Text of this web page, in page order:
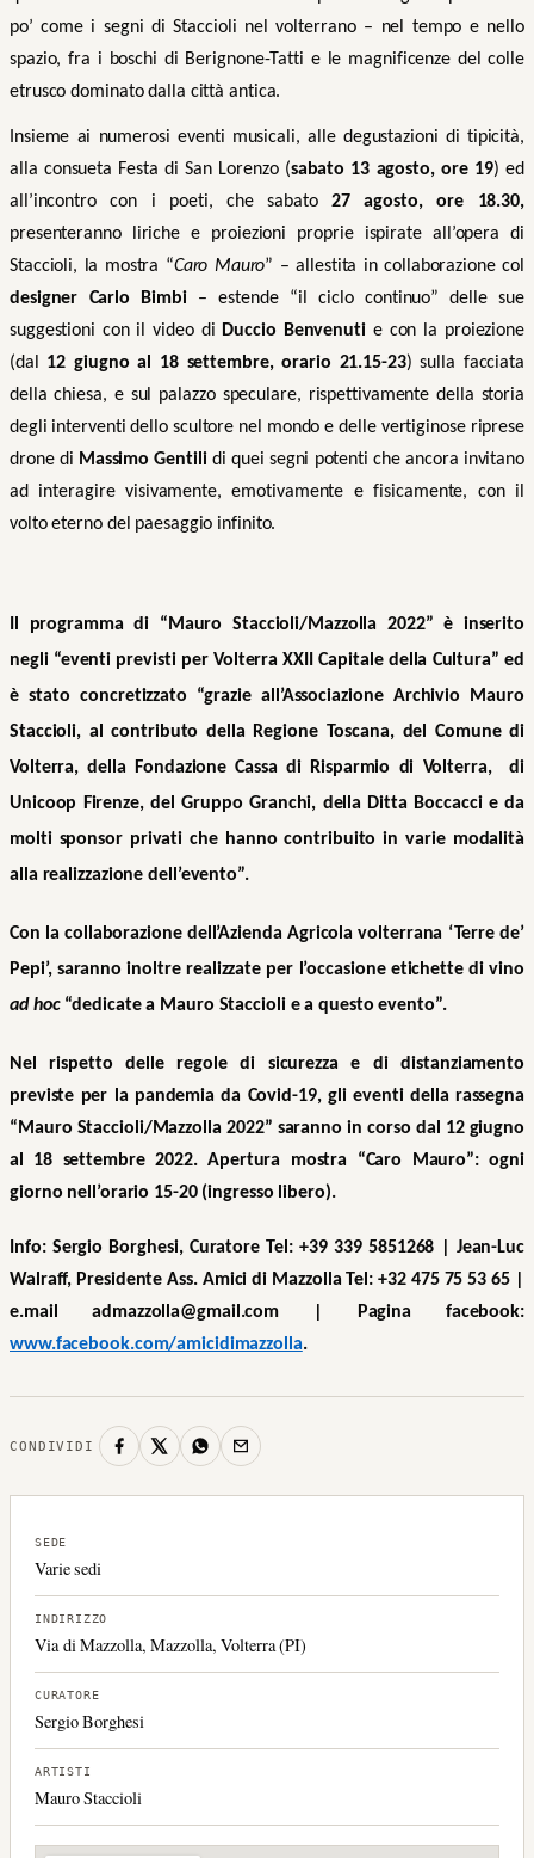
po’ come i segni di Staccioli nel volterrano – nel tempo e nello
spazio, fra i boschi di Berignone-Tatti e le magnificenze del colle
etrusco dominato dalla città antica.
Insieme ai numerosi eventi musicali, alle degustazioni di tipicità,
alla consueta Festa di San Lorenzo (sabato 13 agosto, ore 19) ed
all’incontro con i poeti, che sabato27 agosto, ore 18.30,
presenteranno liriche e proiezioni proprie ispirate all’opera di
Staccioli, la mostra “Caro Mauro” – allestita in collaborazione col
designer Carlo Bimbi– estende “il ciclo continuo” delle sue
suggestioni con il video di Duccio Benvenutie con la proiezione
(dal 12 giugno al 18 settembre, orario 21.15-23) sulla facciata
della chiesa, e sul palazzo speculare, rispettivamente della storia
degli interventi dello scultore nel mondo e delle vertiginose riprese
drone di Massimo Gentilidi quei segni potenti che ancora invitano
ad interagire visivamente, emotivamente e fisicamente, con il
volto eterno del paesaggio infinito.
Il programma di “Mauro Staccioli/Mazzolla 2022” è inserito
negli “eventi previsti per Volterra XXII Capitale della Cultura” ed
è stato concretizzato “grazie all’Associazione Archivio Mauro
Staccioli, al contributo della Regione Toscana, del Comune di
Volterra, della Fondazione Cassa di Risparmio di Volterra, di
Unicoop Firenze, del Gruppo Granchi, della Ditta Boccacci e da
molti sponsor privati che hanno contribuito in varie modalità
alla realizzazione dell’evento”.
Con la collaborazione dell’Azienda Agricola volterrana ‘Terre de’
Pepi’, saranno inoltre realizzate per l’occasione etichette di vino
ad hoc“dedicate a Mauro Staccioli e a questo evento”.
Nel rispetto delle regole di sicurezza e di distanziamento
previste per la pandemia da Covid-19, gli eventi della rassegna
“Mauro Staccioli/Mazzolla 2022” saranno in corso dal 12 giugno
al 18 settembre 2022. Apertura mostra “Caro Mauro”: ogni
giorno nell’orario 15-20 (ingresso libero).
Info: Sergio Borghesi, Curatore Tel: +39 339 5851268 | Jean-Luc
Walraff, Presidente Ass. Amici di Mazzolla Tel: +32 475 75 53 65 |
e.mail admazzolla@gmail.com | Pagina facebook:
www.facebook.com/amicidimazzolla.
CONDIVIDI
SEDE
Varie sedi
INDIRIZZO
Via di Mazzolla, Mazzolla, Volterra (PI)
CURATORE
Sergio Borghesi
ARTISTI
Mauro Staccioli